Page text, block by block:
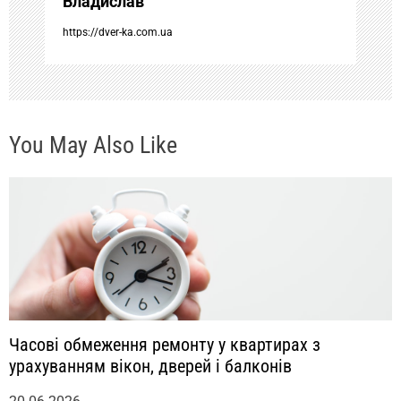
п
и
с
я
https://dver-ka.com.ua
You May Also Like
Часові обмеження ремонту у квартирах з
урахуванням вікон, дверей і балконів